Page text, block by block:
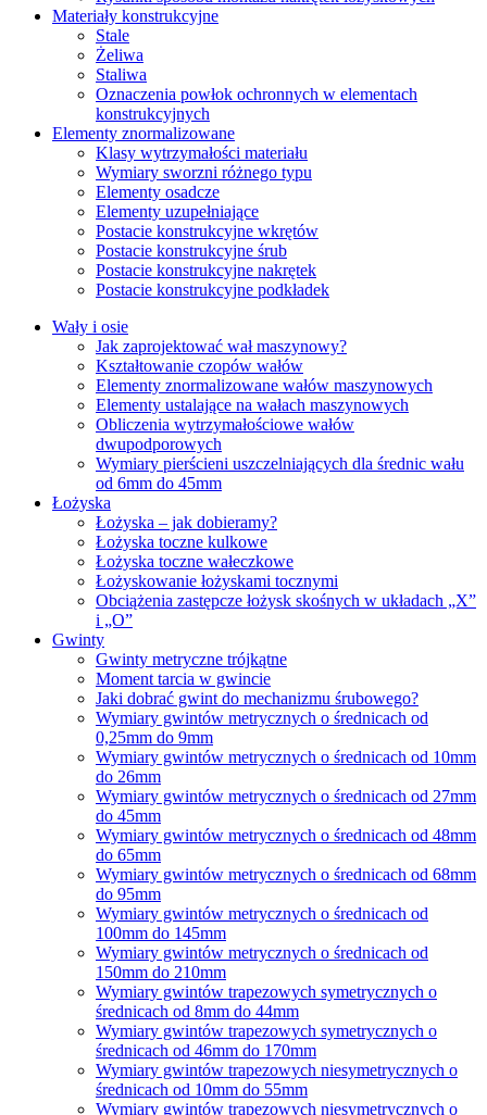
Materiały konstrukcyjne
Stale
Żeliwa
Staliwa
Oznaczenia powłok ochronnych w elementach
konstrukcyjnych
Elementy znormalizowane
Klasy wytrzymałości materiału
Wymiary sworzni różnego typu
Elementy osadcze
Elementy uzupełniające
Postacie konstrukcyjne wkrętów
Postacie konstrukcyjne śrub
Postacie konstrukcyjne nakrętek
Postacie konstrukcyjne podkładek
Wały i osie
Jak zaprojektować wał maszynowy?
Kształtowanie czopów wałów
Elementy znormalizowane wałów maszynowych
Elementy ustalające na wałach maszynowych
Obliczenia wytrzymałościowe wałów
dwupodporowych
Wymiary pierścieni uszczelniających dla średnic wału
od 6mm do 45mm
Łożyska
Łożyska – jak dobieramy?
Łożyska toczne kulkowe
Łożyska toczne wałeczkowe
Łożyskowanie łożyskami tocznymi
Obciążenia zastępcze łożysk skośnych w układach „X”
i „O”
Gwinty
Gwinty metryczne trójkątne
Moment tarcia w gwincie
Jaki dobrać gwint do mechanizmu śrubowego?
Wymiary gwintów metrycznych o średnicach od
0,25mm do 9mm
Wymiary gwintów metrycznych o średnicach od 10mm
do 26mm
Wymiary gwintów metrycznych o średnicach od 27mm
do 45mm
Wymiary gwintów metrycznych o średnicach od 48mm
do 65mm
Wymiary gwintów metrycznych o średnicach od 68mm
do 95mm
Wymiary gwintów metrycznych o średnicach od
100mm do 145mm
Wymiary gwintów metrycznych o średnicach od
150mm do 210mm
Wymiary gwintów trapezowych symetrycznych o
średnicach od 8mm do 44mm
Wymiary gwintów trapezowych symetrycznych o
średnicach od 46mm do 170mm
Wymiary gwintów trapezowych niesymetrycznych o
średnicach od 10mm do 55mm
Wymiary gwintów trapezowych niesymetrycznych o